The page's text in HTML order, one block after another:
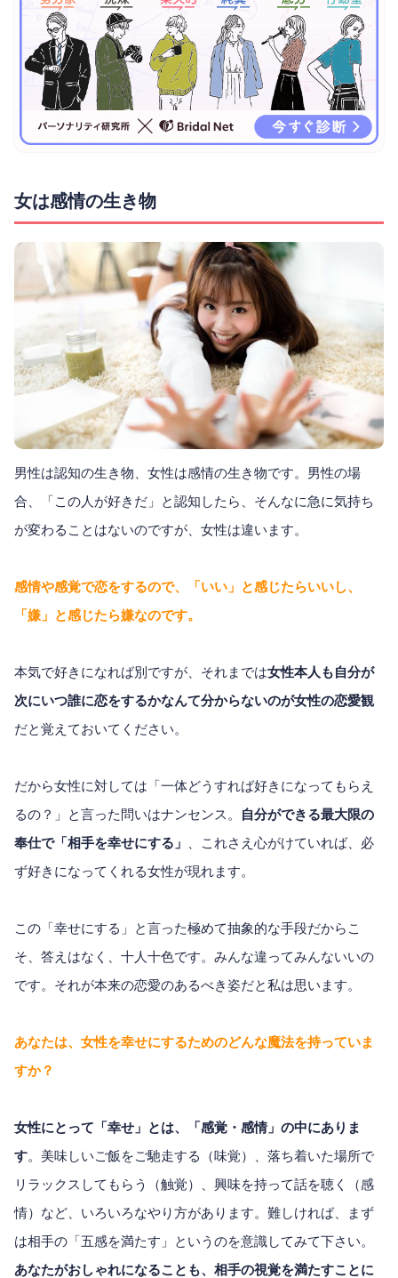
女は感情の生き物
男性は認知の生き物、女性は感情の生き物です。男性の場
合、「この人が好きだ」と認知したら、そんなに急に気持ち
が変わることはないのですが、女性は違います。
感情や感覚で恋をするので、「いい」と感じたらいいし、
「嫌」と感じたら嫌なのです。
本気で好きになれば別ですが、それまでは女性本人も自分が
次にいつ誰に恋をするかなんて分からないのが女性の恋愛観
だと覚えておいてください。
だから女性に対しては「一体どうすれば好きになってもらえ
るの？」と言った問いはナンセンス。
自分ができる最大限の
奉仕で「相手を幸せにする」
、これさえ心がけていれば、必
ず好きになってくれる女性が現れます。
この「幸せにする」と言った極めて抽象的な手段だからこ
そ、答えはなく、十人十色です。みんな違ってみんないいの
です。それが本来の恋愛のあるべき姿だと私は思います。
あなたは、女性を幸せにするためのどんな魔法を持っていま
すか？
女性にとって「幸せ」とは、「感覚・感情」の中にありま
す。美味しいご飯をご馳走する（味覚）、落ち着いた場所で
リラックスしてもらう（触覚）、興味を持って話を聴く（感
情）など、いろいろなやり方があります。難しければ、まず
は相手の「五感を満たす」というのを意識してみて下さい。
あなたがおしゃれになることも、相手の視覚を満たすことに